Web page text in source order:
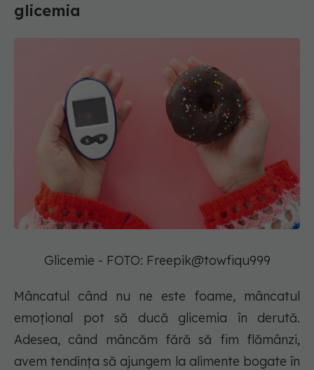
glicemia
Glicemie - FOTO: Freepik@towfiqu999
Mâncatul când nu ne este foame, mâncatul
emoțional pot să ducă glicemia în derută.
Adesea, când mâncăm fără să fim flămânzi,
avem tendința să ajungem la alimente bogate în